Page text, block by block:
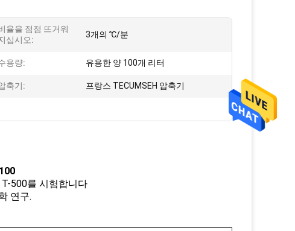
율을 점점 뜨거워
십시오:
3개의 ℃/분
용량: 유용한 양 100개 리터
축기: 프랑스 TECUMSEH 압축기
500를 시험합니다
연구.